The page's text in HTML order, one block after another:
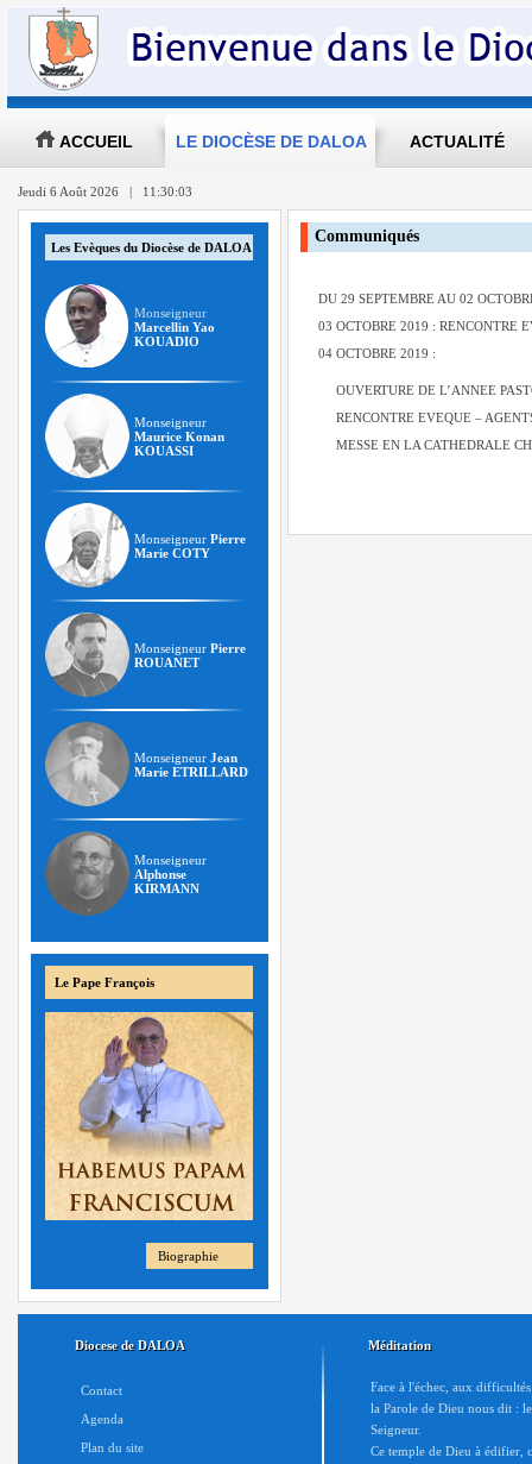
ACCUEIL LE DIOCÈSE DE DALOA ACTUALITÉ
Jeudi 6 Août 2026 | 11:30:04
Les Evèques du Diocèse de DALOA
Monseigneur
Marcellin Yao
KOUADIO
Monseigneur
Maurice Konan
KOUASSI
Monseigneur Pierre
Marie COTY
Monseigneur Pierre
ROUANET
Monseigneur Jean
Marie ETRILLARD
Monseigneur
Alphonse
KIRMANN
Le Pape François
Biographie
Communiqués
DU 29 SEPTEMBRE AU 02
03 OCTOBRE 2019 : RENCONTRE
04 OCTOBRE 2019 :
OUVERTURE DE L’ANNEE
RENCONTRE EVEQUE –
MESSE EN LA CATHEDRALE
Diocese de DALOA
Contact
Agenda
Plan du site
Méditation
Face à l'échec, aux
la Parole de Dieu nous dit :
Seigneur.
Ce temple de Dieu à édifier,